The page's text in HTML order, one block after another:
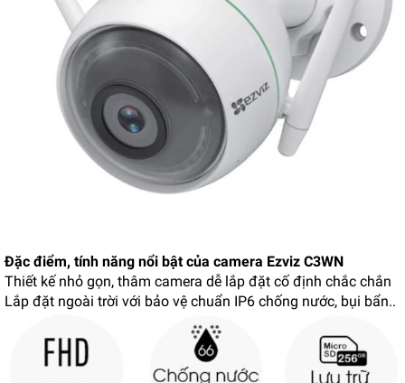
Đặc điểm, tính năng nổi bật của camera Ezviz C3WN
Thiết kế nhỏ gọn, thâm camera dễ lắp đặt cố định chắc chắn
Lắp đặt ngoài trời với bảo vệ chuẩn IP6 chống nước, bụi bẩn..